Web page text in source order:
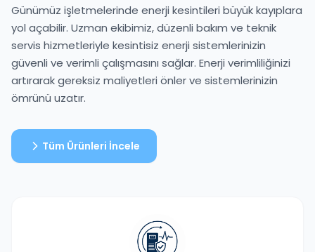
Günümüz işletmelerinde enerji kesintileri büyük kayıplara
yol açabilir. Uzman ekibimiz, düzenli bakım ve teknik
servis hizmetleriyle kesintisiz enerji sistemlerinizin
güvenli ve verimli çalışmasını sağlar. Enerji verimliliğinizi
artırarak gereksiz maliyetleri önler ve sistemlerinizin
ömrünü uzatır.
Tüm Ürünleri İncele